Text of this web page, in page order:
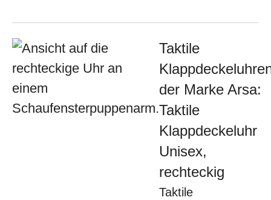
Taktile
der Marke Arsa:
Taktile
Klappdeckeluhr
Unisex,
rechteckig
Taktile